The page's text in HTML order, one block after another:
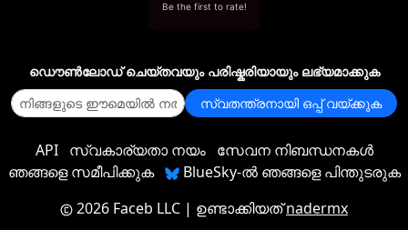
Be the first to rate!
ഡൌണ്‍ലോഡ് ചെയ്തവയും പരിഷ്കരിയായും ലഭ്യമാക്കുക
സ്വതന്ത്രനായി ഒപ്പ് വയ്ക്കുക
API സ്വകാര്യതാ നയം
സേവന നിബന്ധനകൾ
ഞങ്ങളെ സമീപിക്കുക
BlueSky-ൽ ഞങ്ങളെ പിന്തുടരുക
2026 Faceb LLC | ഉണ്ടാക്കിയത്nadermx